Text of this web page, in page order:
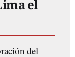
el
del